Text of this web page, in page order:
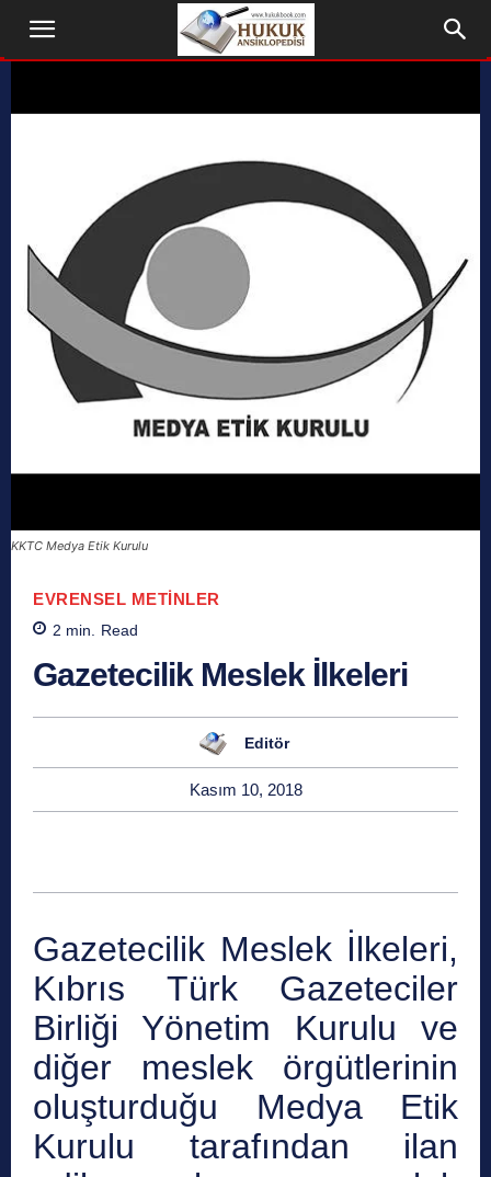
KKTC Medya Etik Kurulu
EVRENSEL METINLER
2 min. Read
Gazetecilik Meslek İlkeleri
Editör
Kasım 10, 2018
Gazetecilik Meslek İlkeleri,
Kıbrıs Türk Gazeteciler
Birliği Yönetim Kurulu ve
diğer meslek örgütlerinin
oluşturduğu Medya Etik
Kurulu tarafından ilan